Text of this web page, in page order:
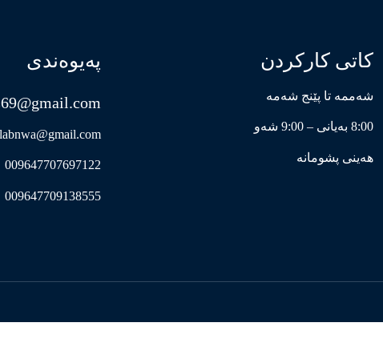
کاتی کارکردن
شەممە تا پێنج شەمە
8:00 بەیانی – 9:00 شەو
هەینی پشومانە
پەیوەندی
labnwa@gmail.com
009647707697122
009647709138555